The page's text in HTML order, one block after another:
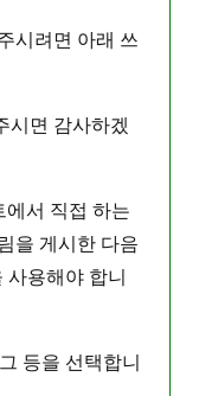
시려면 아래 쓰
시면 감사하겠
서 직접 하는
을 게시한 다음
사용해야 합니
등을 선택합니